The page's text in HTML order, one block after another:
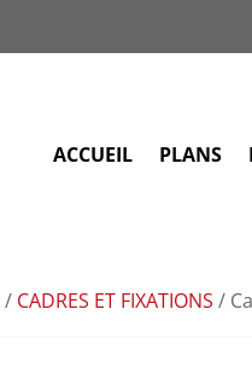
ACCUEIL PLANS
/ CADRES ET FIXATIONS /